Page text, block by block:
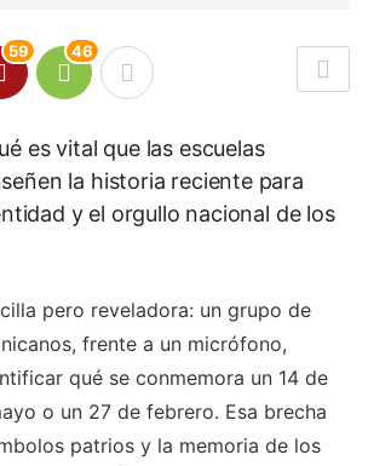
59 46
es vital que las escuelas
la historia reciente para
y el orgullo nacional de los
pero reveladora: un grupo de
frente a un micrófono,
qué se conmemora un 14 de
o un 27 de febrero. Esa brecha
patrios y la memoria de los